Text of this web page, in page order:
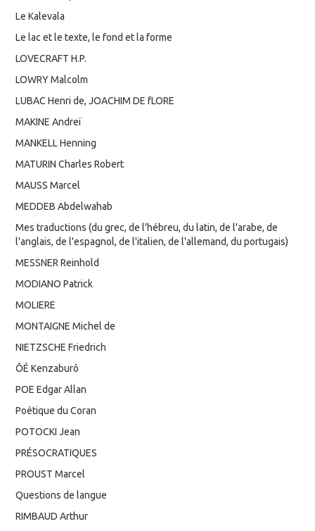
Le Kalevala
Le lac et le texte, le fond et la forme
LOVECRAFT H.P.
LOWRY Malcolm
LUBAC Henri de, JOACHIM DE fLORE
MAKINE Andreï
MANKELL Henning
MATURIN Charles Robert
MAUSS Marcel
MEDDEB Abdelwahab
Mes traductions (du grec, de l'hébreu, du latin, de l'arabe, de
l'anglais, de l'espagnol, de l'italien, de l'allemand, du portugais)
MESSNER Reinhold
MODIANO Patrick
MOLIERE
MONTAIGNE Michel de
NIETZSCHE Friedrich
ÔÉ Kenzaburô
POE Edgar Allan
Poétique du Coran
POTOCKI Jean
PRÉSOCRATIQUES
PROUST Marcel
Questions de langue
RIMBAUD Arthur